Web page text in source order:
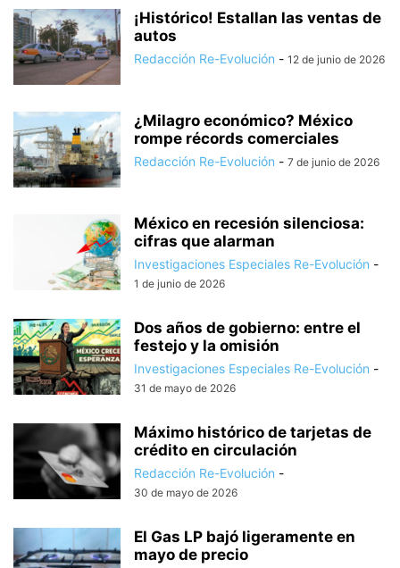
¡Histórico! Estallan las ventas de
autos
Redacción Re-Evolución - 12 de junio de 2026
¿Milagro económico? México
rompe récords comerciales
Redacción Re-Evolución - 7 de junio de 2026
México en recesión silenciosa:
cifras que alarman
Investigaciones Especiales Re-Evolución -
1 de junio de 2026
Dos años de gobierno: entre el
festejo y la omisión
Investigaciones Especiales Re-Evolución -
31 de mayo de 2026
Máximo histórico de tarjetas de
crédito en circulación
Redacción Re-Evolución -
30 de mayo de 2026
El Gas LP bajó ligeramente en
mayo de precio